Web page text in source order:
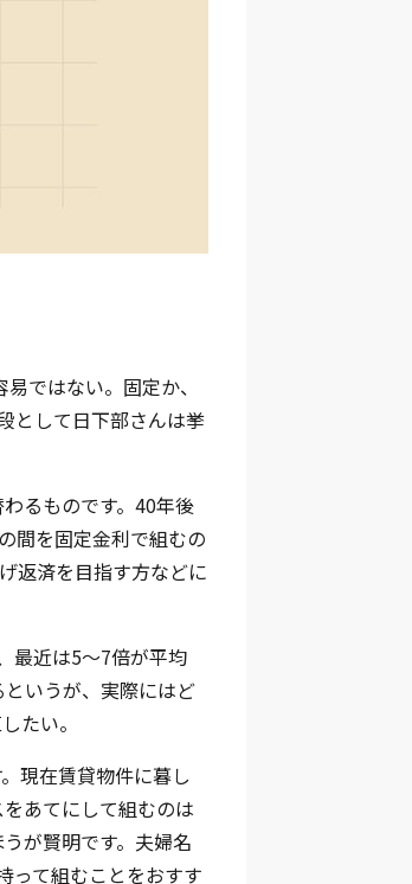
ではない。固定か、
として日下部さんは挙
るものです。40年後
間を固定金利で組むの
返済を目指す方などに
最近は5～7倍が平均
いうが、実際にはど
たい。
現在賃貸物件に暮し
あてにして組むのは
が賢明です。夫婦名
って組むことをおすす